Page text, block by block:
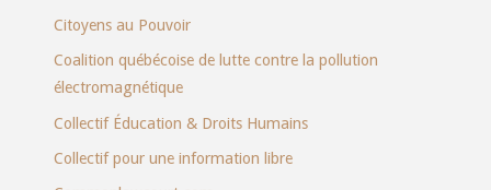
Citoyens au Pouvoir
Coalition québécoise de lutte contre la pollution
électromagnétique
Collectif Éducation & Droits Humains
Collectif pour une information libre